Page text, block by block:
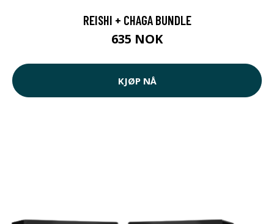
REISHI + CHAGA BUNDLE
635 NOK
KJØP NÅ